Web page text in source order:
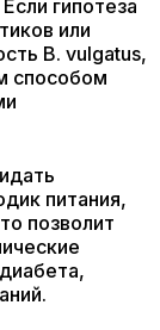
гипотеза
или
B. vulgatus,
способом
питания,
позволит